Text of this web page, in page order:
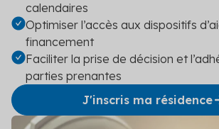
calendaires
Optimiser l’accès aux dispositifs
financement
Faciliter la prise de décision et
parties prenantes
J'inscris ma résidence